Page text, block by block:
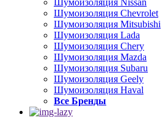
Шумоизоляция Nissan
Шумоизоляция Chevrolet
Шумоизоляция Mitsubishi
Шумоизоляция Lada
Шумоизоляция Chery
Шумоизоляция Mazda
Шумоизоляция Subaru
Шумоизоляция Geely
Шумоизоляция Haval
Все Бренды